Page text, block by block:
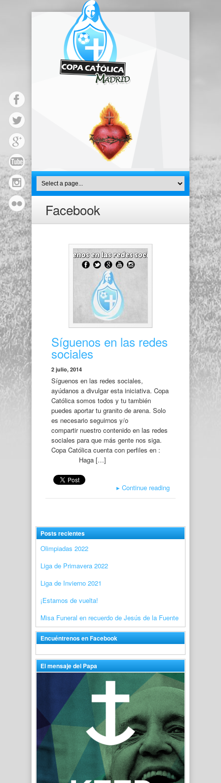
Facebook
Síguenos en las redes
sociales
2 julio, 2014
Síguenos en las redes sociales,
ayúdanos a divulgar esta iniciativa. Copa
Católica somos todos y tu también
puedes aportar tu granito de arena. Solo
es necesario seguirnos y/o
compartir nuestro contenido en las redes
sociales para que más gente nos siga.
Copa Católica cuenta con perfiles en :
Haga […]
▸ Continue reading
Posts recientes
Olimpiadas 2022
Liga de Primavera 2022
Liga de Invierno 2021
¡Estamos de vuelta!
Misa Funeral en recuerdo de Jesús de la Fuente
Encuéntrenos en Facebook
El mensaje del Papa